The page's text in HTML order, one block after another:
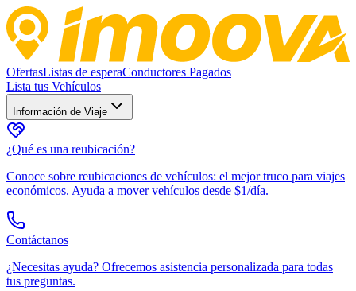
OfertasListas de esperaConductores Pagados
Lista tus Vehículos
Información de Viaje
¿Qué es una reubicación?
Conoce sobre reubicaciones de vehículos: el mejor truco para viajes
económicos. Ayuda a mover vehículos desde $1/día.
Contáctanos
¿Necesitas ayuda? Ofrecemos asistencia personalizada para todas
tus preguntas.